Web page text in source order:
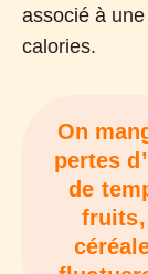
associé à
calories.
On
pertes
de